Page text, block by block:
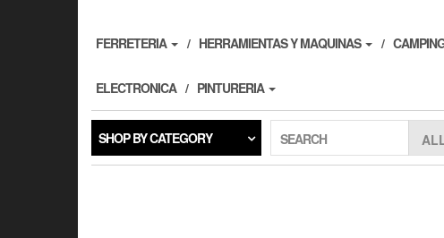
FERRETERIA HERRAMIENTAS Y MAQUINAS
ELECTRONICA PINTURERIA
SHOP BY CATEGORY SEARCH